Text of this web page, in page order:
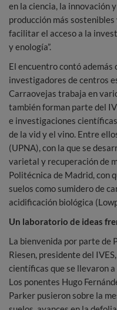
en la ciencia, la innovación
producción más
facilitar el acceso a la
y enología”.
El encuentro contó además
investigadores de centros
Carraovejas trabaja en
también forman parte del
e investigaciones
de la vid y el vino. Entre
(UPNA), con la que se
varietal y recuperación de
Politécnica de Madrid, con
suelos como sumidero de
acidificación biológica
Un laboratorio de ideas
La bienvenida por parte de
Riesen, presidente del
científicas que se llevaron
Los ponentes Hugo
Parker pusieron sobre la